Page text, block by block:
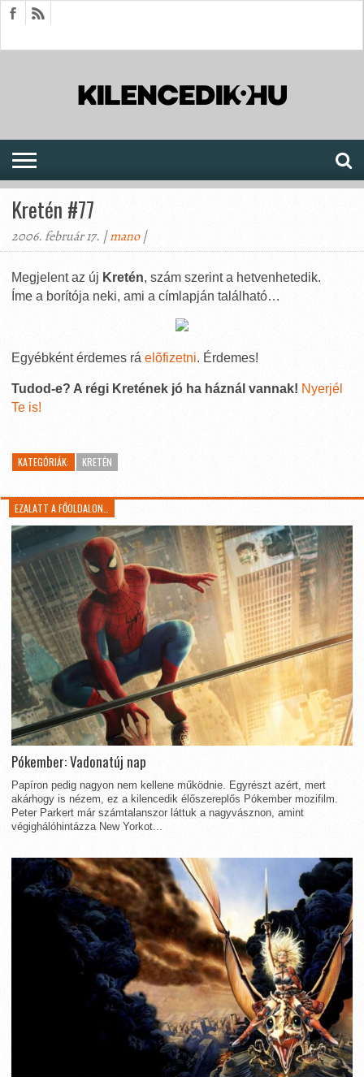
Kretén #77
2006. február 17. |mano|
Megjelent az új Kretén, szám szerint a hetvenhetedik.
Íme a borítója neki, ami a címlapján található…
Egyébként érdemes rá elõfizetni. Érdemes!
Tudod-e? A régi Kretének jó ha háznál vannak! Nyerjél
Te is!
KATEGÓRIÁK: KRETÉN
EZALATT A FŐOLDALON…
Pókember: Vadonatúj nap
Papíron pedig nagyon nem kellene működnie. Egyrészt azért, mert
akárhogy is nézem, ez a kilencedik élőszereplős Pókember mozifilm.
Peter Parkert már számtalanszor láttuk a nagyvásznon, amint
végighálóhintázza New Yorkot...